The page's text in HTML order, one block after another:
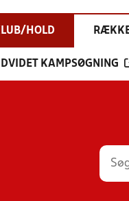
HOLD
KAMPSØGNING